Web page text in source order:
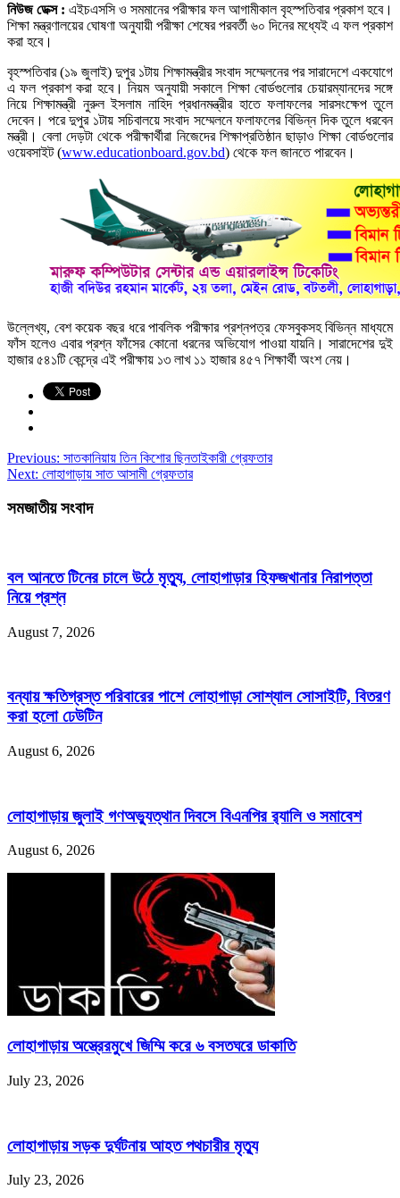
নিউজ ডেক্স : এইচএসসি ও সমমানের পরীক্ষার ফল আগামীকাল বৃহস্পতিবার প্রকাশ হবে।
শিক্ষা মন্ত্রণালয়ের ঘোষণা অনুযায়ী পরীক্ষা শেষের পরবর্তী ৬০ দিনের মধ্যেই এ ফল প্রকাশ
করা হবে।
বৃহস্পতিবার (১৯ জুলাই) দুপুর ১টায় শিক্ষামন্ত্রীর সংবাদ সম্মেলনের পর সারাদেশে একযোগে
এ ফল প্রকাশ করা হবে। নিয়ম অনুযায়ী সকালে শিক্ষা বোর্ডগুলোর চেয়ারম্যানদের সঙ্গে
নিয়ে শিক্ষামন্ত্রী নুরুল ইসলাম নাহিদ প্রধানমন্ত্রীর হাতে ফলাফলের সারসংক্ষেপ তুলে
দেবেন। পরে দুপুর ১টায় সচিবালয়ে সংবাদ সম্মেলনে ফলাফলের বিভিন্ন দিক তুলে ধরবেন
মন্ত্রী। বেলা দেড়টা থেকে পরীক্ষার্থীরা নিজেদের শিক্ষাপ্রতিষ্ঠান ছাড়াও শিক্ষা বোর্ডগুলোর
ওয়েবসাইট (www.educationboard.gov.bd) থেকে ফল জানতে পারবেন।
উল্লেখ্য, বেশ কয়েক বছর ধরে পাবলিক পরীক্ষার প্রশ্নপত্র ফেসবুকসহ বিভিন্ন মাধ্যমে
ফাঁস হলেও এবার প্রশ্ন ফাঁসের কোনো ধরনের অভিযোগ পাওয়া যায়নি। সারাদেশের দুই
হাজার ৫৪১টি কেন্দ্রে এই পরীক্ষায় ১৩ লাখ ১১ হাজার ৪৫৭ শিক্ষার্থী অংশ নেয়।
Previous: সাতকানিয়ায় তিন কিশোর ছিনতাইকারী গ্রেফতার
Next: লোহাগাড়ায় সাত আসামী গ্রেফতার
সমজাতীয় সংবাদ
বল আনতে টিনের চালে উঠে মৃত্যু, লোহাগাড়ার হিফজখানার নিরাপত্তা
নিয়ে প্রশ্ন
August 7, 2026
বন্যায় ক্ষতিগ্রস্ত পরিবারের পাশে লোহাগাড়া সোশ্যাল সোসাইটি, বিতরণ
করা হলো ঢেউটিন
August 6, 2026
লোহাগাড়ায় জুলাই গণঅভ্যুত্থান দিবসে বিএনপির র‌্যালি ও সমাবেশ
August 6, 2026
লোহাগাড়ায় অস্ত্রেরমুখে জিম্মি করে ৬ বসতঘরে ডাকাতি
July 23, 2026
লোহাগাড়ায় সড়ক দুর্ঘটনায় আহত পথচারীর মৃত্যু
July 23, 2026